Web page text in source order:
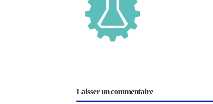
Laisser un commentaire